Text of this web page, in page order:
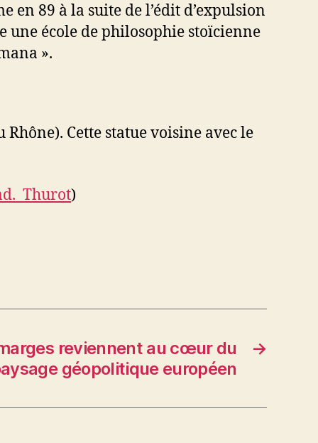
en 89 à la suite de l’édit d’expulsion
une école de philosophie stoïcienne
».
Cette statue voisine avec le
)
→
reviennent au cœur du
géopolitique européen